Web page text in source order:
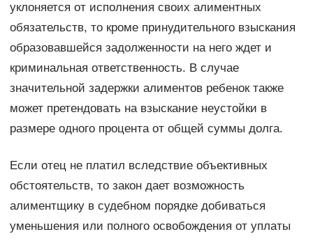
уклоняется от исполнения своих алиментных
обязательств, то кроме принудительного взыскания
образовавшейся задолженности на него ждет и
криминальная ответственность. В случае
значительной задержки алиментов ребенок также
может претендовать на взыскание неустойки в
размере одного процента от общей суммы долга.
Если отец не платил вследствие объективных
обстоятельств, то закон дает возможность
алиментщику в судебном порядке добиваться
уменьшения или полного освобождения от уплаты